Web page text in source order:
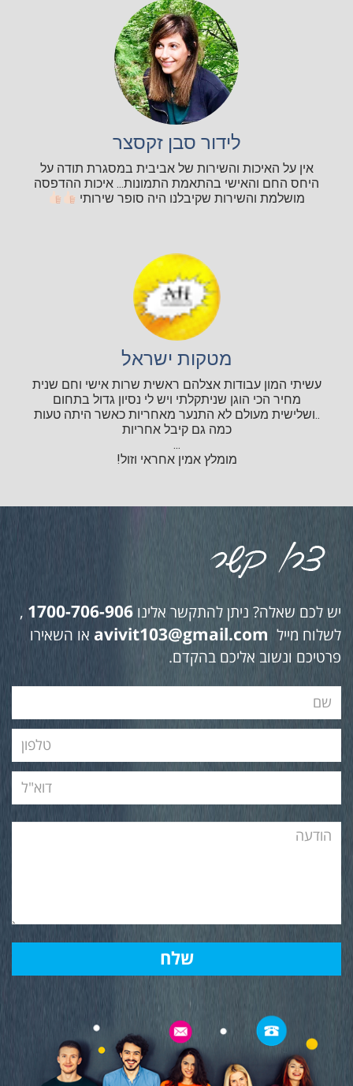
לידור סבן זקסצר
אין על האיכות והשירות של אביבית במסגרת תודה על
היחס החם והאישי בהתאמת התמונות... איכות ההדפסה
מושלמת והשירות שקיבלנו היה סופר שירותי
מטקות ישראל
עשיתי המון עבודות אצלהם ראשית שרות אישי וחם שנית
מחיר הכי הוגן שניתקלתי ויש לי נסיון גדול בתחום
..ושלישית מעולם לא התנער מאחריות כאשר היתה טעות
כמה גם קיבל אחריות
...
מומלץ אמין אחראי וזול!
יש לכם שאלה? ניתן להתקשר אלינו 1700-706-906
,
לשלוח מייל avivit103@gmail.com או השאירו
פרטיכם ונשוב אליכם בהקדם.